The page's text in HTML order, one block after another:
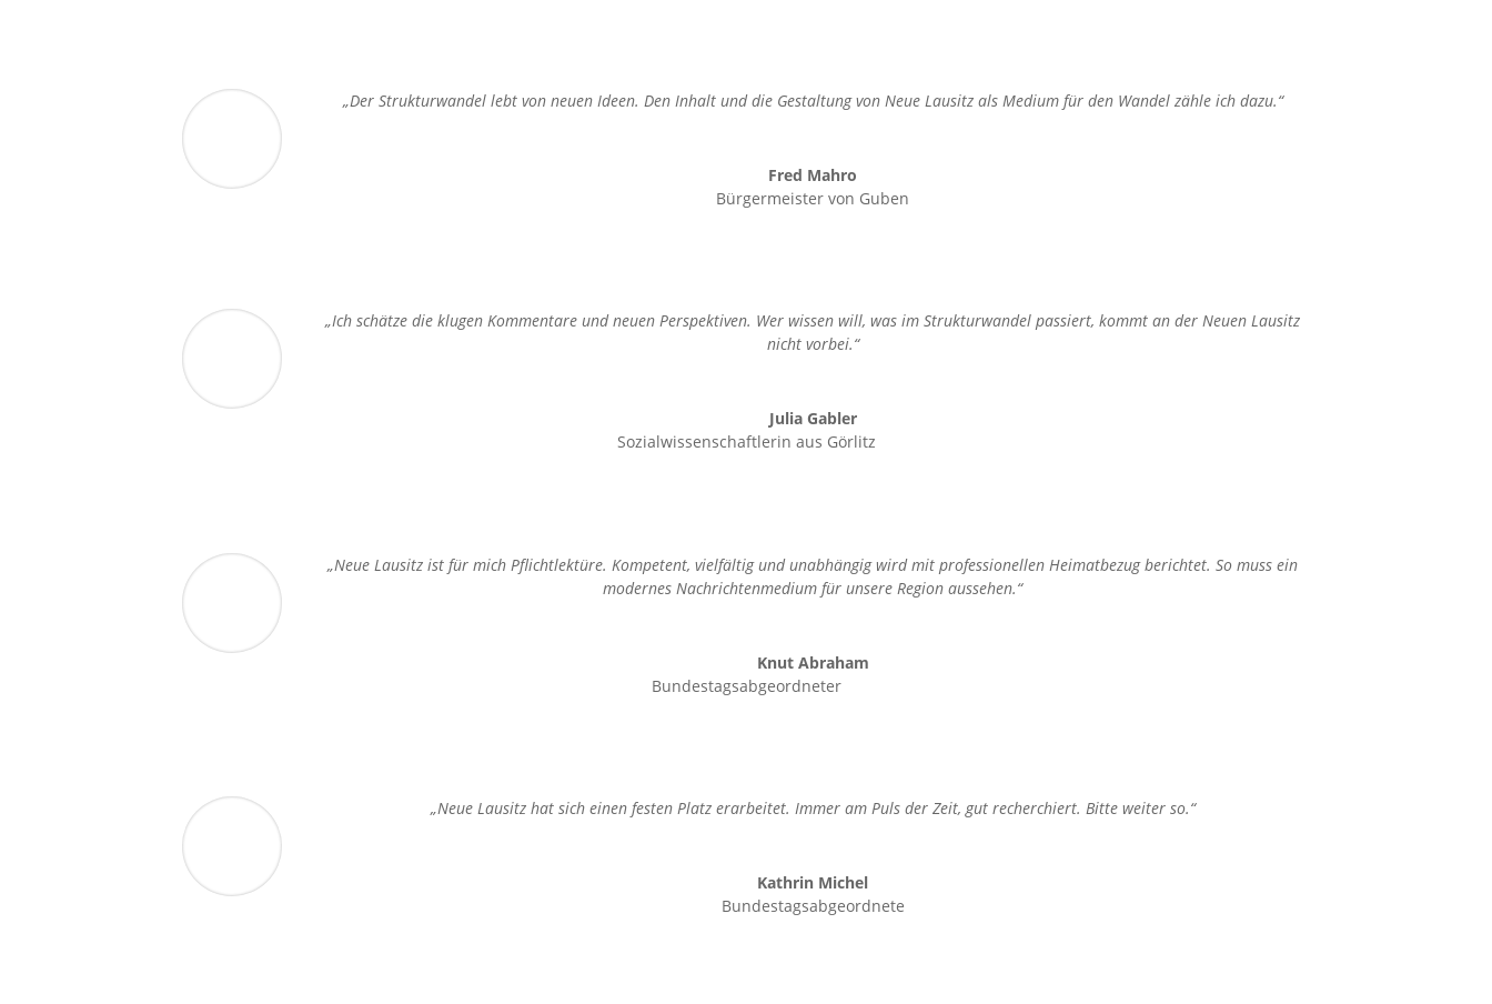
„Der Strukturwandel lebt von neuen Ideen. Den Inhalt und die Gestaltung von Neue Lausitz als Medium für den Wandel zähle ich dazu.“
Fred Mahro
Bürgermeister von Guben
„Ich schätze die klugen Kommentare und neuen Perspektiven. Wer wissen will, was im Strukturwandel passiert, kommt an der Neuen Lausitz
nicht vorbei.“
Julia Gabler
Sozialwissenschaftlerin aus Görlitz
„Neue Lausitz ist für mich Pflichtlektüre. Kompetent, vielfältig und unabhängig wird mit professionellen Heimatbezug berichtet. So muss ein
modernes Nachrichtenmedium für unsere Region aussehen.“
Knut Abraham
Bundestagsabgeordneter
„Neue Lausitz hat sich einen festen Platz erarbeitet. Immer am Puls der Zeit, gut recherchiert. Bitte weiter so.“
Kathrin Michel
Bundestagsabgeordnete